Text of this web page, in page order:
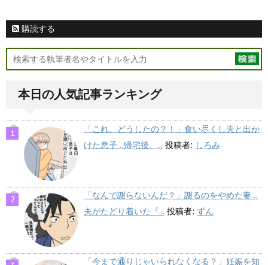
購読する
本日の人気記事ランキング
「これ、どうしたの？！」食い尽くし夫と出か
けた息子…帰宅後、... 投稿者: しろみ
「なんで謝らないんだ？」謝るのをやめた妻…
夫がたどり着いた『... 投稿者: ずん
「今まで通りじゃいられなくなる？」妊娠を知